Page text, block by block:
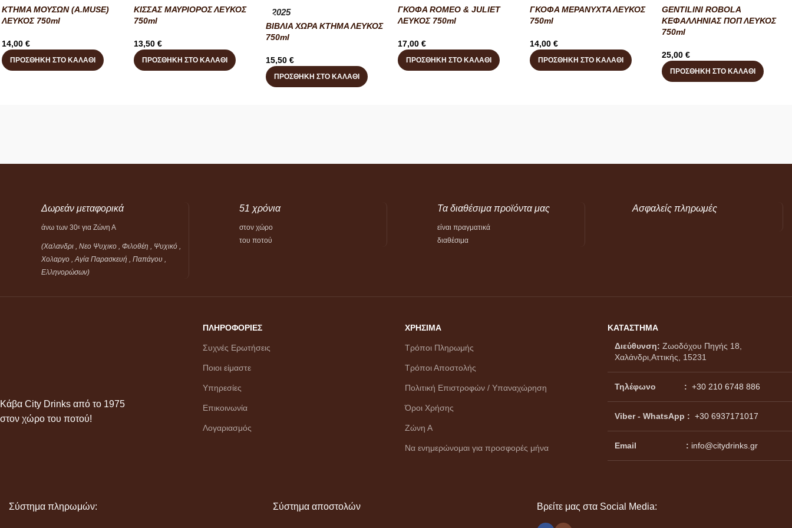
ΚΤΗΜΑ ΜΟΥΣΩΝ (A.MUSE)
ΛΕΥΚΟΣ 750ml
14,00 €
ΠΡΟΣΘΉΚΗ ΣΤΟ ΚΑΛΆΘΙ
ΚΙΣΣΑΣ ΜΑΥΡΙΟΡΟΣ ΛΕΥΚΟΣ
750ml
13,50 €
ΠΡΟΣΘΉΚΗ ΣΤΟ ΚΑΛΆΘΙ
2025
ΒΙΒΛΙΑ ΧΩΡΑ ΚΤΗΜΑ ΛΕΥΚΟΣ
750ml
15,50 €
ΠΡΟΣΘΉΚΗ ΣΤΟ ΚΑΛΆΘΙ
ΓΚΟΦΑ ROMEO & JULIET
ΛΕΥΚΟΣ 750ml
17,00 €
ΠΡΟΣΘΉΚΗ ΣΤΟ ΚΑΛΆΘΙ
ΓΚΟΦΑ ΜΕΡΑΝΥΧΤΑ ΛΕΥΚΟΣ
750ml
14,00 €
ΠΡΟΣΘΉΚΗ ΣΤΟ ΚΑΛΆΘΙ
GENTILINI ROBOLA
ΚΕΦΑΛΛΗΝΙΑΣ ΠΟΠ ΛΕΥΚΟΣ
750ml
25,00 €
ΠΡΟΣΘΉΚΗ ΣΤΟ ΚΑΛΆΘΙ
Δωρεάν μεταφορικά
άνω των 30ε για Ζώνη Α
(Χαλανδρι , Νεο Ψυχικο , Φιλοθέη , Ψυχικό ,
Χολαργο , Αγία Παρασκευή , Παπάγου ,
Ελληνορώσων)
51 χρόνια
στον χώρο
του ποτού
Τα διαθέσιμα προϊόντα μας
είναι πραγματικά
διαθέσιμα
Ασφαλείς πληρωμές
Κάβα City Drinks από το 1975
στον χώρο του ποτού!
ΠΛΗΡΟΦΟΡΙΕΣ
Συχνές Ερωτήσεις
Ποιοι είμαστε
Υπηρεσίες
Επικοινωνία
Λογαριασμός
ΧΡΗΣΙΜΑ
Τρόποι Πληρωμής
Τρόποι Αποστολής
Πολιτική Επιστροφών / Υπαναχώρηση
Όροι Χρήσης
Ζώνη Α
Να ενημερώνομαι για προσφορές μήνα
ΚΑΤΑΣΤΗΜΑ
Διεύθυνση: Ζωοδόχου Πηγής 18,
Χαλάνδρι,Αττικής, 15231
Τηλέφωνο : +30 210 6748 886
Viber - WhatsApp : +30 6937171017
Email : info@citydrinks.gr
Σύστημα πληρωμών: Σύστημα αποστολών Βρείτε μας στα Social Media: